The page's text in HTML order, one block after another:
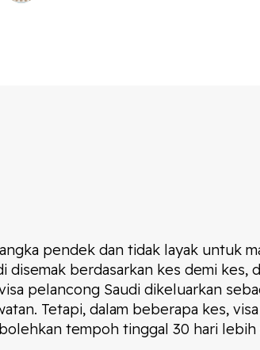
pendek dan tidak layak untuk
disemak berdasarkan kes demi
pelancong Saudi dikeluarkan
Tetapi, dalam beberapa kes,
tempoh tinggal 30 hari lebih